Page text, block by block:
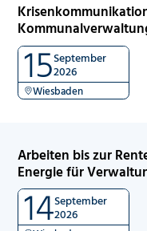
15September
2026
Wiesbaden
Arbeiten bis zur
Energie für
14September
2026